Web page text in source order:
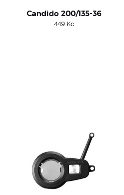
Candido 200/135-36
449 Kč